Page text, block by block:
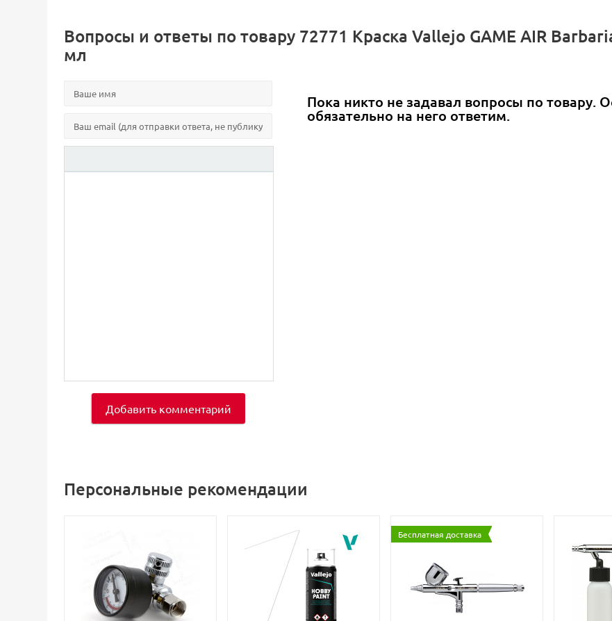
Вопросы и ответы по товару 72771 Краска Vallejo GAME AIR
мл
Добавить комментарий
Пока никто не задавал вопросы по товару.
обязательно на него ответим.
Персональные рекомендации
Бесплатная доставка